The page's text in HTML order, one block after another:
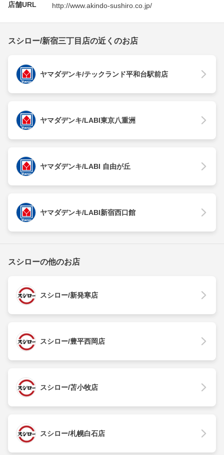
店舗URL http://www.akindo-sushiro.co.jp/
スシロー/新宿三丁目店の近くのお店
ヤマダデンキ/テックランド平和台駅前店
ヤマダデンキ/LABI東京八重洲
ヤマダデンキ/LABI 自由が丘
ヤマダデンキ/LABI新宿西口館
スシローの他のお店
スシロー/新発寒店
スシロー/豊平西岡店
スシロー/苫小牧店
スシロー/札幌白石店